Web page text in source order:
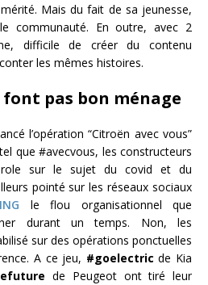
Mais du fait de sa jeunesse,
communauté. En outre, avec 2
difficile de créer du contenu
les mêmes histoires.
pas bon ménage
l’opération “Citroën avec vous”
que #avecvous, les constructeurs
sur le sujet du covid et du
pointé sur les réseaux sociaux
le flou organisationnel que
durant un temps. Non, les
sur des opérations ponctuelles
A ce jeu, #goelectric de Kia
de Peugeot ont tiré leur